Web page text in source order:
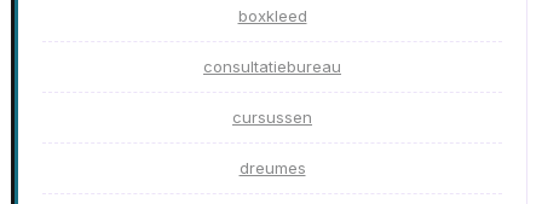
boxkleed
consultatiebureau
cursussen
dreumes